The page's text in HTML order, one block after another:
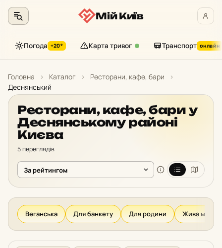
контенту
Мій Київ
Погода +20° Карта тривог Транспорт онлайн
Головна › Каталог › Ресторани, кафе, бари
›
Деснянський
Ресторани, кафе, бари у
Деснянському районі
Києва
5 переглядів
Веганська Для банкету Для родини Жива